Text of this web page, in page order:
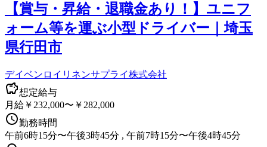
【賞与・昇給・退職金あり！】ユニフ
ォーム等を運ぶ小型ドライバー｜埼玉
県行田市
デイベンロイリネンサプライ株式会社
想定給与
月給￥232,000〜￥282,000
勤務時間
午前6時15分〜午後3時45分 , 午前7時15分〜午後4時45分